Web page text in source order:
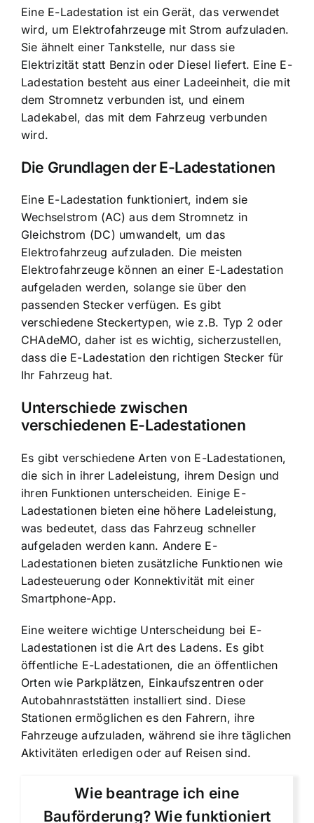
Eine E-Ladestation ist ein Gerät, das verwendet
wird, um Elektrofahrzeuge mit Strom aufzuladen.
Sie ähnelt einer Tankstelle, nur dass sie
Elektrizität statt Benzin oder Diesel liefert. Eine E-
Ladestation besteht aus einer Ladeeinheit, die mit
dem Stromnetz verbunden ist, und einem
Ladekabel, das mit dem Fahrzeug verbunden
wird.
Die Grundlagen der E-Ladestationen
Eine E-Ladestation funktioniert, indem sie
Wechselstrom (AC) aus dem Stromnetz in
Gleichstrom (DC) umwandelt, um das
Elektrofahrzeug aufzuladen. Die meisten
Elektrofahrzeuge können an einer E-Ladestation
aufgeladen werden, solange sie über den
passenden Stecker verfügen. Es gibt
verschiedene Steckertypen, wie z.B. Typ 2 oder
CHAdeMO, daher ist es wichtig, sicherzustellen,
dass die E-Ladestation den richtigen Stecker für
Ihr Fahrzeug hat.
Unterschiede zwischen
verschiedenen E-Ladestationen
Es gibt verschiedene Arten von E-Ladestationen,
die sich in ihrer Ladeleistung, ihrem Design und
ihren Funktionen unterscheiden. Einige E-
Ladestationen bieten eine höhere Ladeleistung,
was bedeutet, dass das Fahrzeug schneller
aufgeladen werden kann. Andere E-
Ladestationen bieten zusätzliche Funktionen wie
Ladesteuerung oder Konnektivität mit einer
Smartphone-App.
Eine weitere wichtige Unterscheidung bei E-
Ladestationen ist die Art des Ladens. Es gibt
öffentliche E-Ladestationen, die an öffentlichen
Orten wie Parkplätzen, Einkaufszentren oder
Autobahnraststätten installiert sind. Diese
Stationen ermöglichen es den Fahrern, ihre
Fahrzeuge aufzuladen, während sie ihre täglichen
Aktivitäten erledigen oder auf Reisen sind.
Wie beantrage ich eine
Bauförderung? Wie funktioniert